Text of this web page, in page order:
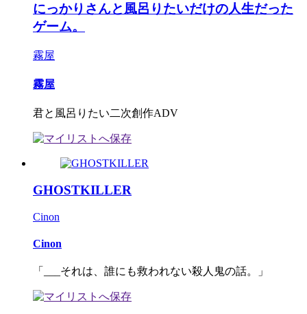
にっかりさんと風呂りたいだけの人生だった
ゲーム。
霧屋
霧屋
君と風呂りたい二次創作ADV
GHOSTKILLER
Cinon
Cinon
「___それは、誰にも救われない殺人鬼の話。」